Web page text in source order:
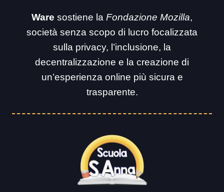
Ware sostiene la Fondazione Mozilla,
società senza scopo di lucro focalizzata
sulla privacy, l’inclusione, la
decentralizzazione e la creazione di
un’esperienza online più sicura e
trasparente.